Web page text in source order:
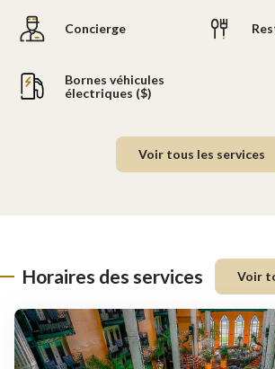
Concierge
Bornes véhicules
électriques ($)
Voir tous les services
Horaires des services Voir